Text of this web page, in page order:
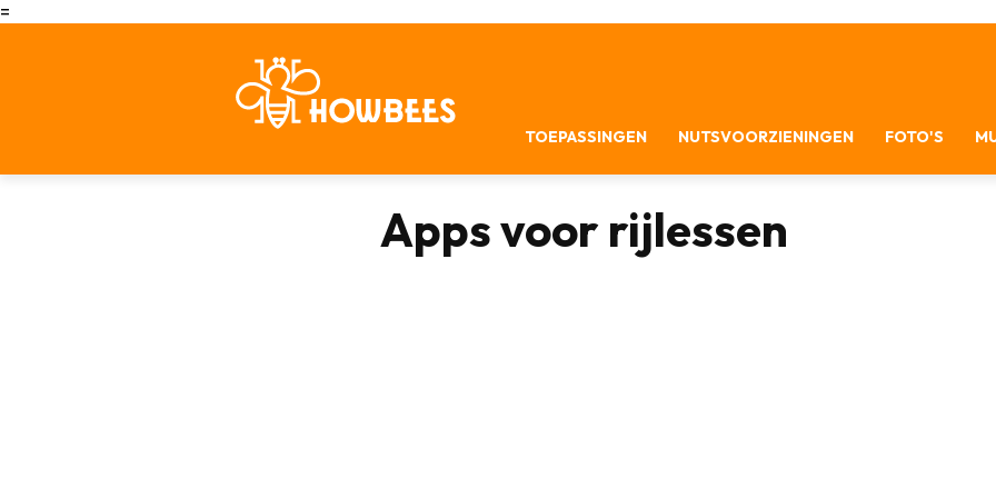
=
TOEPASSINGEN NUTSVOORZIENINGEN FOTO'S
Apps voor rijlessen